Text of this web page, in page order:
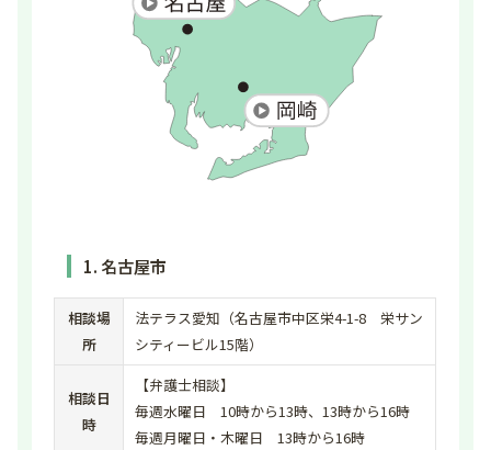
1. 名古屋市
相談場
所
法テラス愛知（名古屋市中区栄4-1-8 栄サン
シティービル15階）
相談日
時
【弁護士相談】
毎週水曜日 10時から13時、13時から16時
毎週月曜日・木曜日 13時から16時